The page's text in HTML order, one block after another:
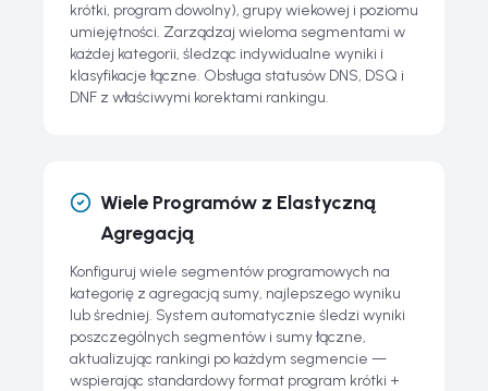
krótki, program dowolny), grupy wiekowej i poziomu
umiejętności. Zarządzaj wieloma segmentami w
każdej kategorii, śledząc indywidualne wyniki i
klasyfikacje łączne. Obsługa statusów DNS, DSQ i
DNF z właściwymi korektami rankingu.
Wiele Programów z Elastyczną
Agregacją
Konfiguruj wiele segmentów programowych na
kategorię z agregacją sumy, najlepszego wyniku
lub średniej. System automatycznie śledzi wyniki
poszczególnych segmentów i sumy łączne,
aktualizując rankingi po każdym segmencie —
wspierając standardowy format program krótki +